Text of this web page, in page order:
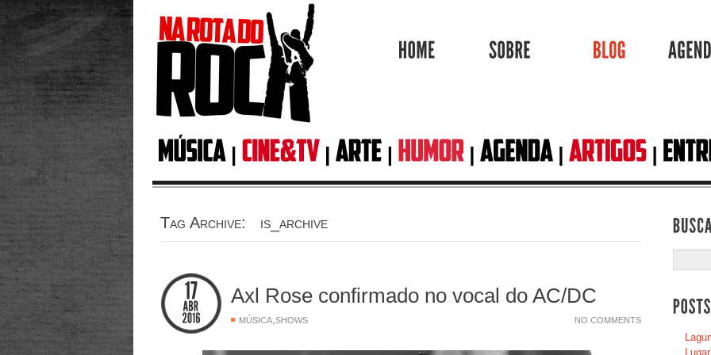
Tag Archive: is_archive
Axl Rose confirmado no vocal do AC/DC
MÚSICA,SHOWS NO COMMENTS